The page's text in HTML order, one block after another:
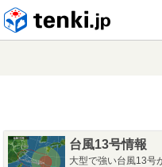
台風13号情報
大型で強い台風13号